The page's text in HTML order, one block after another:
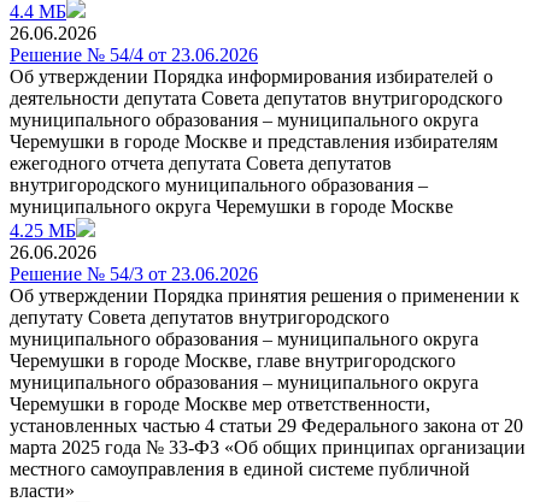
4.4 МБ
26.06.2026
Решение № 54/4 от 23.06.2026
Об утверждении Порядка информирования избирателей о
деятельности депутата Совета депутатов внутригородского
муниципального образования – муниципального округа
Черемушки в городе Москве и представления избирателям
ежегодного отчета депутата Совета депутатов
внутригородского муниципального образования –
муниципального округа Черемушки в городе Москве
4.25 МБ
26.06.2026
Решение № 54/3 от 23.06.2026
Об утверждении Порядка принятия решения о применении к
депутату Совета депутатов внутригородского
муниципального образования – муниципального округа
Черемушки в городе Москве, главе внутригородского
муниципального образования – муниципального округа
Черемушки в городе Москве мер ответственности,
установленных частью 4 статьи 29 Федерального закона от 20
марта 2025 года № 33-ФЗ «Об общих принципах организации
местного самоуправления в единой системе публичной
власти»